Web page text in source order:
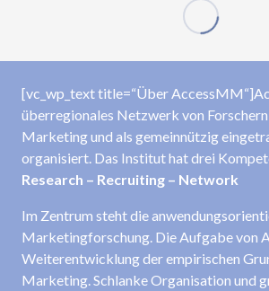
[vc_wp_text title=“Über
überregionales Netzwerk von
Marketing und als gemeinnützig
organisiert. Das Institut hat drei
Research – Recruiting – Network
Im Zentrum steht die
Marketingforschung. Die Aufgabe von
Weiterentwicklung der empirischen
Marketing. Schlanke Organisation und